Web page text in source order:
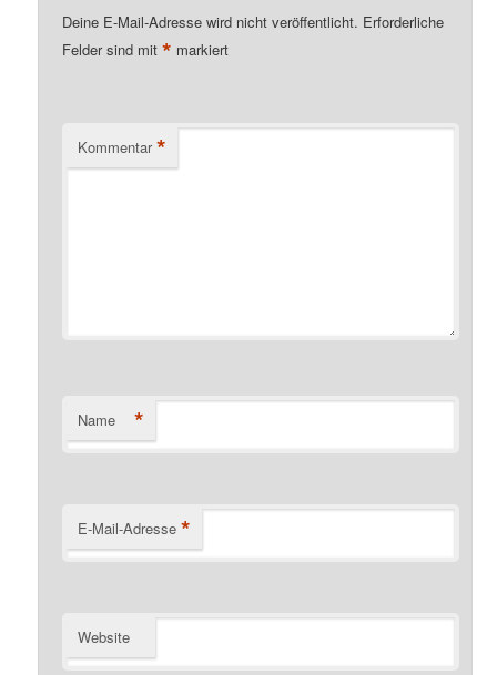
Deine E-Mail-Adresse wird nicht veröffentlicht. Erforderliche
Felder sind mit* markiert
Kommentar *
Name *
E-Mail-Adresse *
Website